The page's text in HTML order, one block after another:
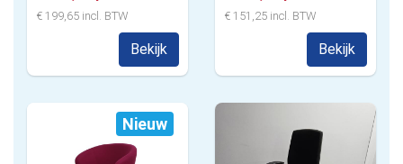
€ 199,65 incl. BTW
Bekijk
€ 151,25 incl. BTW
Bekijk
Nieuw